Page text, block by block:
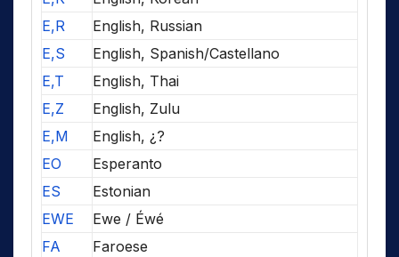
E,R
English, Russian
E,S
English, Spanish/Castellano
E,T
English, Thai
E,Z
English, Zulu
E,M
English, ¿?
EO
Esperanto
ES
Estonian
EWE
Ewe / Éwé
FA
Faroese